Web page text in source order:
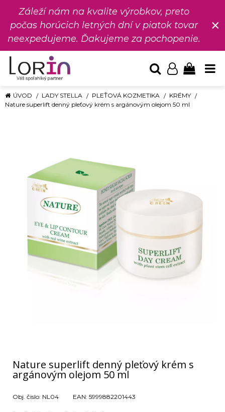
Záleží nám na kvalite výrobkov, preto
počas horúcich letných dní v piatok tovar
neexpedujeme. Ďakujeme za pochopenie.
×
ÚVOD LADY STELLA PLEŤOVÁ KOZMETIKA
KRÉMY
Nature superlift denný pleťový krém s argánovým olejom 50 ml
Nature superlift denný pleťový krém s
argánovým olejom 50 ml
Obj. čislo: NL04 EAN: 5999882201443